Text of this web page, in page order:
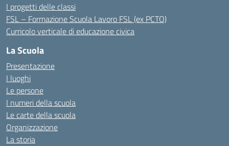
I progetti delle classi
FSL – Formazione Scuola Lavoro FSL (ex PCTO)
Curricolo verticale di educazione civica
La Scuola
Presentazione
I luoghi
Le persone
I numeri della scuola
Le carte della scuola
Organizzazione
La storia